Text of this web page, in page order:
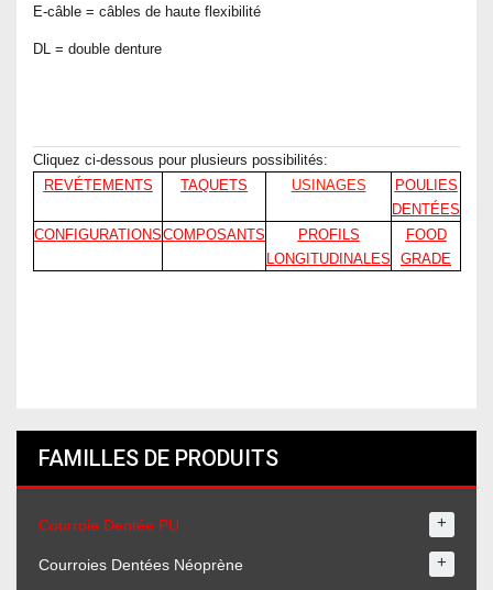
E-câble = câbles de haute flexibilité
DL = double denture
Cliquez ci-dessous pour plusieurs possibilités:
REVÉTEMENTS
TAQUETS USINAGES
POULIES
DENTÉES
CONFIGURATIONSCOMPOSANTS
PROFILS
LONGITUDINALES
FOOD
GRADE
FAMILLES DE PRODUITS
Courroie Dentée PU +
Courroies Dentées Néoprène +